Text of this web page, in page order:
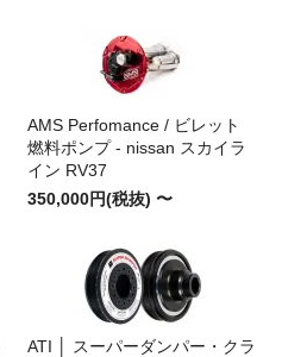
AMS Perfomance / ビレット
燃料ポンプ - nissan スカイラ
イン RV37
350,000円(税抜) 〜
ATI │ スーパーダンパー・クラ